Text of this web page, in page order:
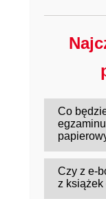
Co
Czy z e-
z